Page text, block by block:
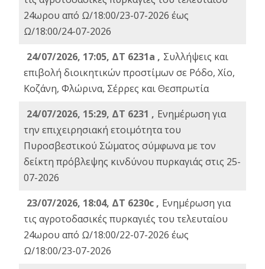
24ωρου από Ω/18:00/23-07-2026 έως
Ω/18:00/24-07-2026
24/07/2026, 17:05, ΔΤ 6231a , Συλλήψεις και
επιβολή διοικητικών προστίμων σε Ρόδο, Χίο,
Κοζάνη, Φλώρινα, Σέρρες και Θεσπρωτία
24/07/2026, 15:29, ΔΤ 6231 , Ενημέρωση για
την επιχειρησιακή ετοιμότητα του
Πυροσβεστικού Σώματος σύμφωνα με τον
δείκτη πρόβλεψης κινδύνου πυρκαγιάς στις 25-
07-2026
23/07/2026, 18:04, ΔΤ 6230c , Ενημέρωση για
τις αγροτοδασικές πυρκαγιές του τελευταίου
24ωρου από Ω/18:00/22-07-2026 έως
Ω/18:00/23-07-2026